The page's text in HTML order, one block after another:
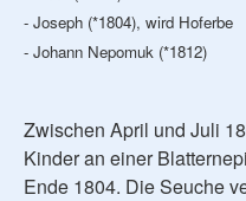
- Joseph (*1804), wird Hoferbe
- Johann Nepomuk (*1812)
Zwischen April und Juli
Kinder an einer
Ende 1804. Die Seuche